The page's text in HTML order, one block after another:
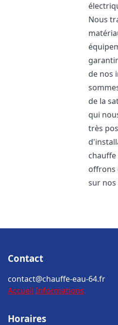
Nous
de nos
de la
qui
très
chauffe
offrons
sur nos
Contact
contact@chauffe-eau-64.fr
Accueil Informations
Horaires